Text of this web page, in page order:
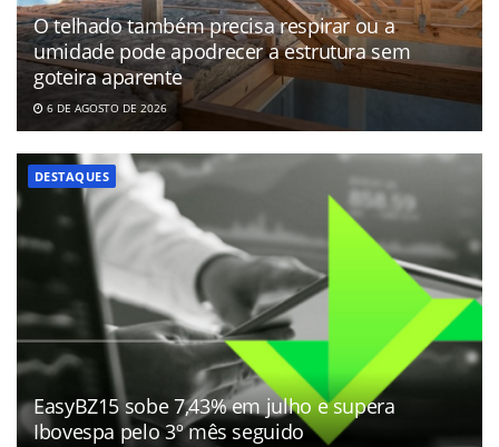
O telhado também precisa respirar ou a
umidade pode apodrecer a estrutura sem
goteira aparente
6 DE AGOSTO DE 2026
DESTAQUES
EasyBZ15 sobe 7,43% em julho e supera
Ibovespa pelo 3º mês seguido